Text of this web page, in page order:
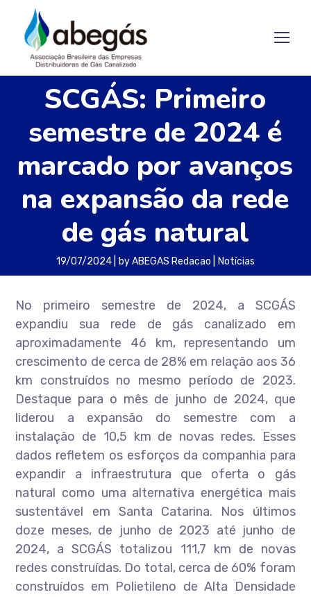
SCGÁS: Primeiro
semestre de 2024 é
marcado por avanços
na expansão da rede
de gás natural
19/07/2024 byABEGAS Redacao Notícias
No primeiro semestre de 2024, a SCGÁS
expandiu sua rede de gás canalizado em
aproximadamente 46 km, representando um
crescimento de cerca de 28% em relação aos 36
km construídos no mesmo período de 2023.
Destaque para o mês de junho de 2024, que
liderou a expansão do semestre com a
instalação de 10,5 km de novas redes. Esses
dados refletem os esforços da companhia para
expandir a infraestrutura que oferta o gás
natural como uma alternativa energética mais
sustentável em Santa Catarina. Nos últimos
doze meses, de junho de 2023 até junho de
2024, a SCGÁS totalizou 111,7 km de novas
redes construídas. Do total, cerca de 60% foram
construídos em Polietileno de Alta Densidade